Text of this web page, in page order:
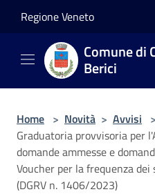
Regione Veneto
Comune di
Berici
Home > Novità > Avvisi >
Graduatoria provvisoria per
domande ammesse e
Voucher per la frequenza
(DGRV n. 1406/2023)